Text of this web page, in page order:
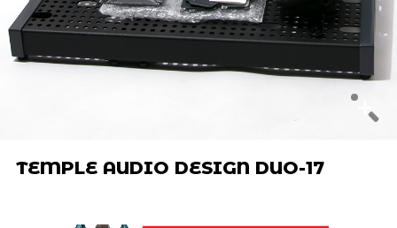
TEMPLE AUDIO DESIGN DUO-17